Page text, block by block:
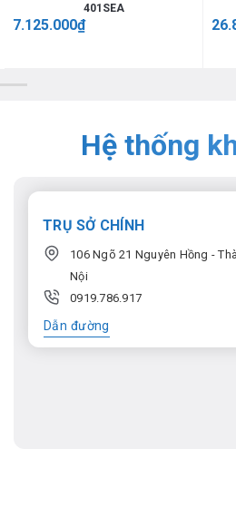
401SEA
7.125.000₫
Hệ thống
TRỤ SỞ CHÍNH
106 Ngõ 21 Nguyên Hồng -
Nội
0919.786.917
Dẫn đường